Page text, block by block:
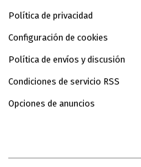
Política de privacidad
Configuración de cookies
Política de envíos y discusión
Condiciones de servicio RSS
Opciones de anuncios